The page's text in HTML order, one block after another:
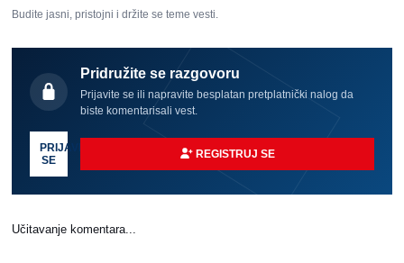
Budite jasni, pristojni i držite se teme vesti.
Pridružite se razgovoru
Prijavite se ili napravite besplatan pretplatnički nalog da
biste komentarisali vest.
PRIJAVI
SE
REGISTRUJ SE
Učitavanje komentara...